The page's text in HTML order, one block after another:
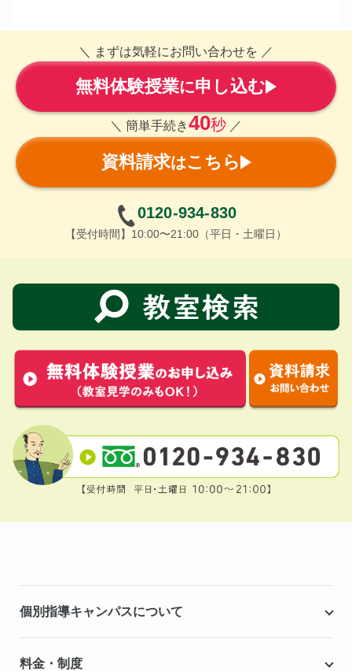
＼ まずは気軽にお問い合わせを ／
無料体験授業に申し込む
＼ 簡単手続き40秒 ／
資料請求はこちら
0120-934-830
【受付時間】10:00〜21:00（平日・土曜日）
個別指導キャンパスについて
料金・制度